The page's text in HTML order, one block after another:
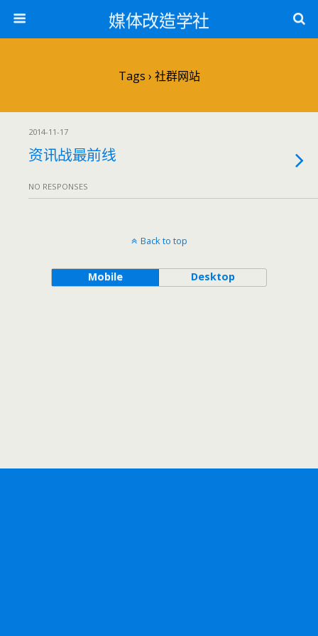
媒体改造学社
Tags › 社群网站
2014-11-17
资讯战最前线
NO RESPONSES
Back to top
Mobile Desktop